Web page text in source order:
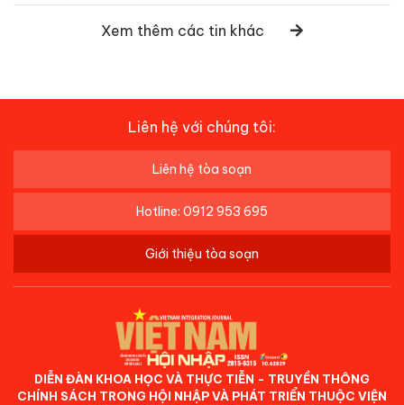
Xem thêm các tin khác
Liên hệ với chúng tôi:
Liên hệ tòa soạn
Hotline: 0912 953 695
Giới thiệu tòa soạn
DIỄN ĐÀN KHOA HỌC VÀ THỰC TIỄN - TRUYỀN THÔNG
CHÍNH SÁCH TRONG HỘI NHẬP VÀ PHÁT TRIỂN THUỘC VIỆN